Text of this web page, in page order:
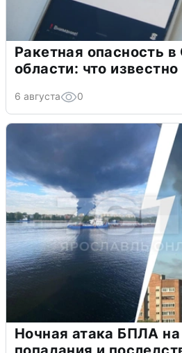
Ракетная опасность
области: что известно
6 августа 0
Ночная атака БПЛА